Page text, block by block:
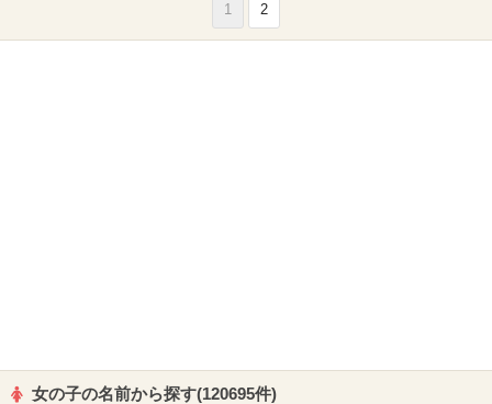
1 2
女の子の名前から探す(120695件)